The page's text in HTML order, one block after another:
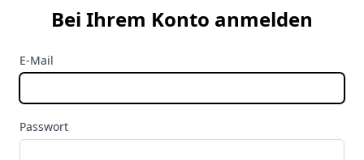
Bei Ihrem Konto anmelden
E-Mail
Passwort